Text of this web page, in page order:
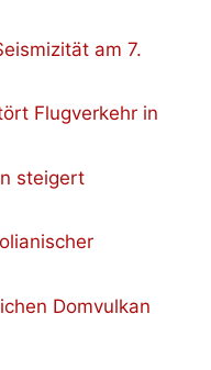
am 7.
Flugverkehr in
steigert
Domvulkan